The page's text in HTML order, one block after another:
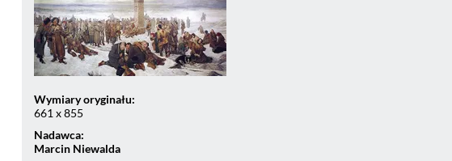
Wymiary oryginału:
661 x 855
Nadawca:
Marcin Niewalda